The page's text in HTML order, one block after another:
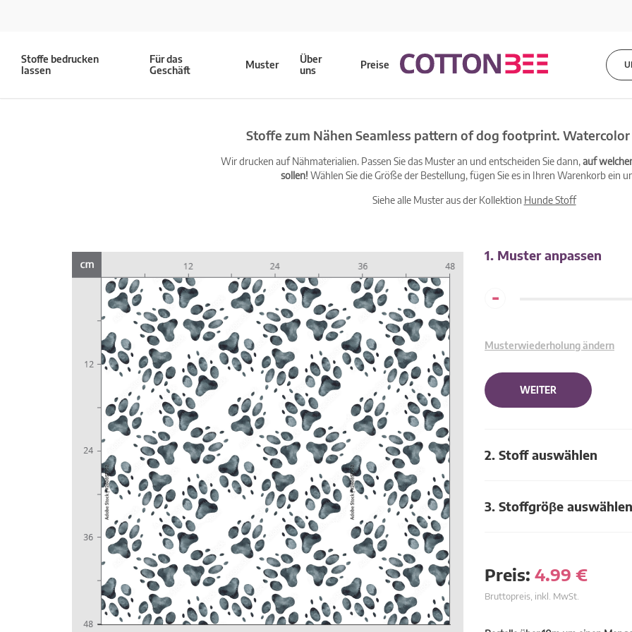
Stoffe bedrucken
lassen
Für das
Geschäft
Muster
Über
uns
Preise
Stoffe zum Nähen Seamless pattern of dog footprint.
Wir drucken auf Nähmaterialien. Passen Sie das Muster an und entscheiden Sie dann,auf
sollen! Wählen Sie die Größe der Bestellung, fügen Sie es in Ihren Warenkorb ein
Siehe alle Muster aus der Kollektion Hunde Stoff
1. Muster anpassen
-
Musterwiederholung ändern
WEITER
2. Stoff auswählen
3. Stoffgröβe auswählen
Preis: 4.99 €
Bruttopreis, inkl. MwSt.